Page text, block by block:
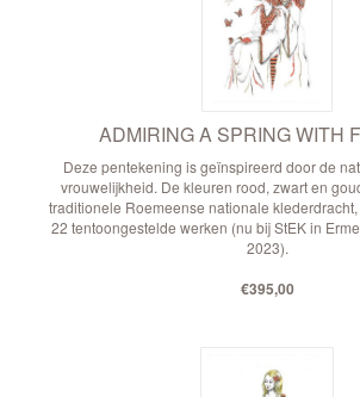
ADMIRING A SPRING WITH
Deze pentekening is geïnspireerd door de
vrouwelijkheid. De kleuren rood, zwart en
traditionele Roemeense nationale
22 tentoongestelde werken (nu bij StEK in
2023).
€395,00